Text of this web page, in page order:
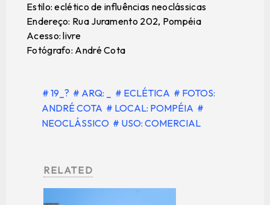
Estilo: eclético de influências neoclássicas
Endereço: Rua Juramento 202, Pompéia
Acesso: livre
Fotógrafo: André Cota
# 19_? # ARQ: _ # ECLÉTICA # FOTOS:
ANDRÉ COTA # LOCAL: POMPÉIA #
NEOCLÁSSICO # USO: COMERCIAL
RELATED